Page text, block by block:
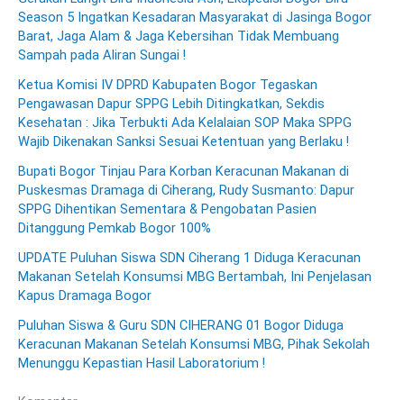
Season 5 Ingatkan Kesadaran Masyarakat di Jasinga Bogor
Barat, Jaga Alam & Jaga Kebersihan Tidak Membuang
Sampah pada Aliran Sungai !
Ketua Komisi IV DPRD Kabupaten Bogor Tegaskan
Pengawasan Dapur SPPG Lebih Ditingkatkan, Sekdis
Kesehatan : Jika Terbukti Ada Kelalaian SOP Maka SPPG
Wajib Dikenakan Sanksi Sesuai Ketentuan yang Berlaku !
Bupati Bogor Tinjau Para Korban Keracunan Makanan di
Puskesmas Dramaga di Ciherang, Rudy Susmanto: Dapur
SPPG Dihentikan Sementara & Pengobatan Pasien
Ditanggung Pemkab Bogor 100%
UPDATE Puluhan Siswa SDN Ciherang 1 Diduga Keracunan
Makanan Setelah Konsumsi MBG Bertambah, Ini Penjelasan
Kapus Dramaga Bogor
Puluhan Siswa & Guru SDN CIHERANG 01 Bogor Diduga
Keracunan Makanan Setelah Konsumsi MBG, Pihak Sekolah
Menunggu Kepastian Hasil Laboratorium !